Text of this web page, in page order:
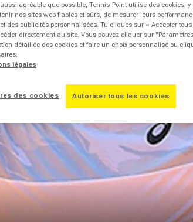
agréable que possible, Tennis-Point utilise des cookies,
nos sites web fiables et sûrs, de mesurer leurs
des publicités personnalisées. Tu cliques sur « Accepter
directement au site. Vous pouvez cliquer sur
détaillée des cookies et faire un choix personnalisé ou
légales
des cookies Autoriser tous les cookies